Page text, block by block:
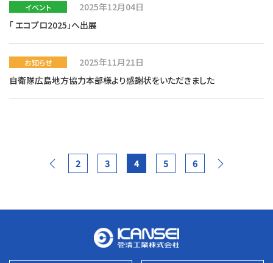
イベント
2025年12月04日
「 エコプロ2025」へ出展
お知らせ
2025年11月21日
自衛隊広島地方協力本部様より感謝状をいただきました
2 3 4 5 6